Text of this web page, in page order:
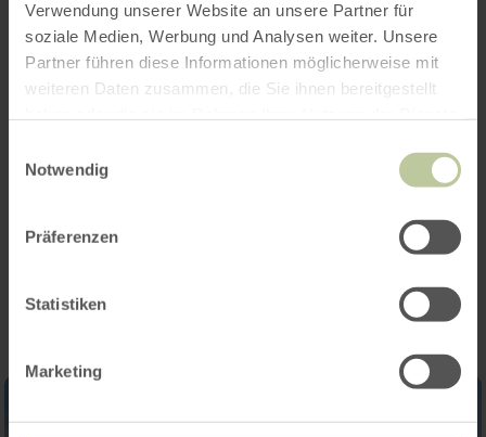
Verwendung unserer Website an unsere Partner für
soziale Medien, Werbung und Analysen weiter. Unsere
Partner führen diese Informationen möglicherweise mit
weiteren Daten zusammen, die Sie ihnen bereitgestellt
Notwendig
Präferenzen
Statistiken
Marketing
Openingstijden
Kenmerken / bijzonderheden
Categorieën
Aantal zitplaatsen
Impressies